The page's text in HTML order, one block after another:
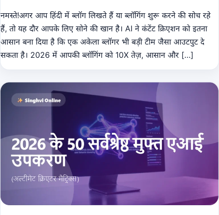
नमस्ते!अगर आप हिंदी में ब्लॉग लिखते हैं या ब्लॉगिंग शुरू करने की सोच रहे
हैं, तो यह दौर आपके लिए सोने की खान है। AI ने कंटेंट क्रिएशन को इतना
आसान बना दिया है कि एक अकेला ब्लॉगर भी बड़ी टीम जैसा आउटपुट दे
सकता है। 2026 में आपकी ब्लॉगिंग को 10X तेज़, आसान और […]